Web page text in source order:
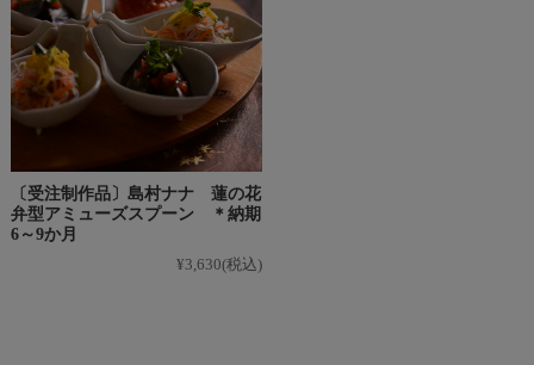
〔受注制作品〕島村ナナ 蓮の花
弁型アミューズスプーン ＊納期
6～9か月
¥3,630(税込)